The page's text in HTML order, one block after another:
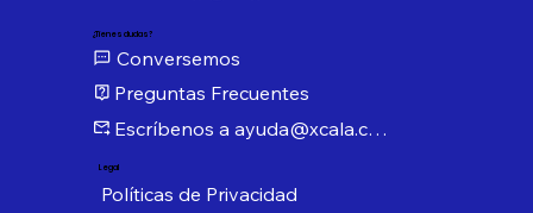
¿Tienes dudas?
Conversemos
Preguntas Frecuentes
Escríbenos a ayuda@xcala.com
Legal
Políticas de Privacidad